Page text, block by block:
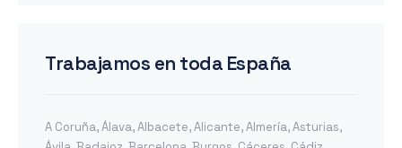
Trabajamos en toda España
A Coruña,Álava,Albacete,Alicante,Almería,Asturias,